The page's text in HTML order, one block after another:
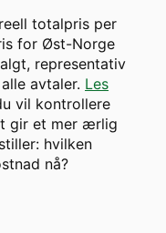
totalpris per
for Øst-Norge
representativ
avtaler. Les
vil kontrollere
gir et mer ærlig
hvilken
nå?